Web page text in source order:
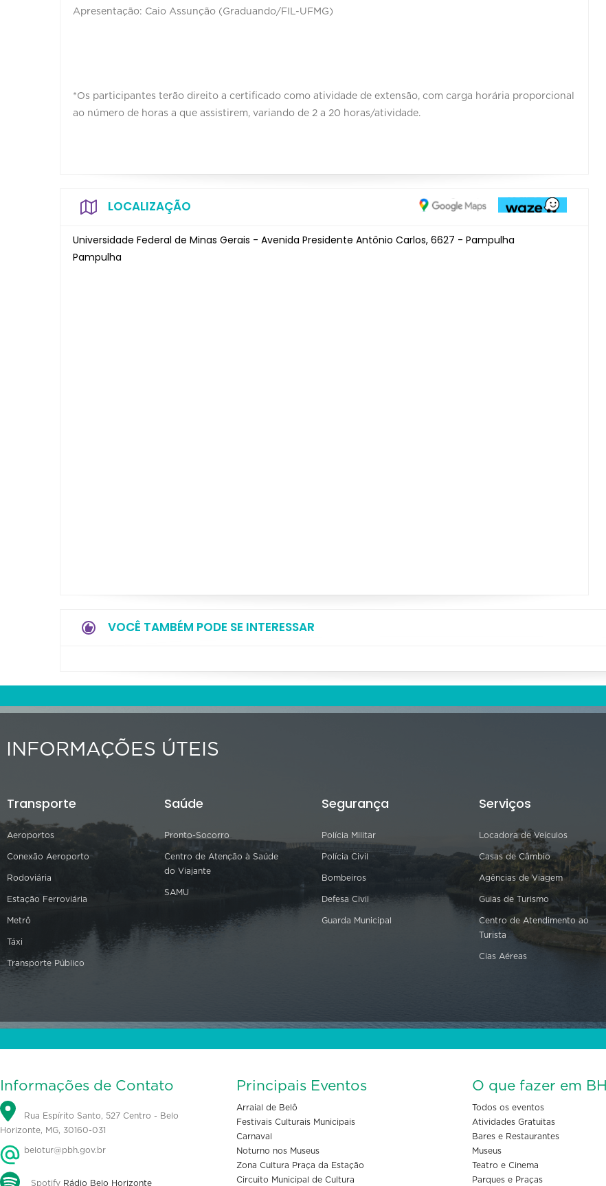
Apresentação: Caio Assunção (Graduando/FIL-UFMG)
*Os participantes terão direito a certificado como atividade de extensão, com carga horária proporcional
ao número de horas a que assistirem, variando de 2 a 20 horas/atividade.
LOCALIZAÇÃO
Universidade Federal de Minas Gerais - Avenida Presidente Antônio Carlos, 6627 - Pampulha
Pampulha
VOCÊ TAMBÉM PODE SE INTERESSAR
INFORMAÇÕES ÚTEIS
Transporte
Aeroportos
Conexão Aeroporto
Rodoviária
Estação Ferroviária
Metrô
Táxi
Transporte Público
Saúde
Pronto-Socorro
Centro de Atenção à Saúde
do Viajante
SAMU
Segurança
Polícia Militar
Polícia Civil
Bombeiros
Defesa Civil
Guarda Municipal
Serviços
Locadora de Veículos
Casas de Câmbio
Agências de Viagem
Guias de Turismo
Centro de Atendimento ao
Turista
Cias Aéreas
Informações de Contato
Rua Espírito Santo, 527 Centro - Belo
Horizonte, MG, 30160-031
belotur@pbh.gov.br
Spotify Rádio Belo Horizonte
Principais Eventos
Arraial de Belô
Festivais Culturais Municipais
Carnaval
Noturno nos Museus
Zona Cultura Praça da Estação
Circuito Municipal de Cultura
O que fazer em BH
Todos os eventos
Atividades Gratuitas
Bares e Restaurantes
Museus
Teatro e Cinema
Parques e Praças